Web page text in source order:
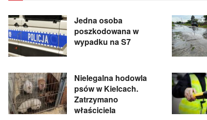
Jedna osoba
poszkodowana w
wypadku na S7
Nielegalna hodowla
psów w Kielcach.
Zatrzymano
właściciela